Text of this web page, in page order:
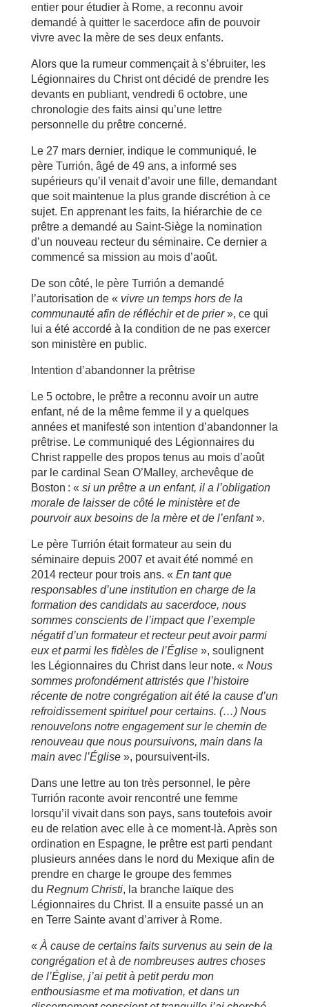
entier pour étudier à Rome, a reconnu avoir
demandé à quitter le sacerdoce afin de pouvoir
vivre avec la mère de ses deux enfants.
Alors que la rumeur commençait à s’ébruiter, les
Légionnaires du Christ ont décidé de prendre les
devants en publiant, vendredi 6 octobre, une
chronologie des faits ainsi qu’une lettre
personnelle du prêtre concerné.
Le 27 mars dernier, indique le communiqué, le
père Turrión, âgé de 49 ans, a informé ses
supérieurs qu’il venait d’avoir une fille, demandant
que soit maintenue la plus grande discrétion à ce
sujet. En apprenant les faits, la hiérarchie de ce
prêtre a demandé au Saint-Siège la nomination
d’un nouveau recteur du séminaire. Ce dernier a
commencé sa mission au mois d’août.
De son côté, le père Turrión a demandé
l’autorisation de « vivre un temps hors de la
communauté afin de réfléchir et de prier», ce qui
lui a été accordé à la condition de ne pas exercer
son ministère en public.
Intention d’abandonner la prêtrise
Le 5 octobre, le prêtre a reconnu avoir un autre
enfant, né de la même femme il y a quelques
années et manifesté son intention d’abandonner la
prêtrise. Le communiqué des Légionnaires du
Christ rappelle des propos tenus au mois d’août
par le cardinal Sean O’Malley, archevêque de
Boston : « si un prêtre a un enfant, il a l’obligation
morale de laisser de côté le ministère et de
pourvoir aux besoins de la mère et de l’enfant».
Le père Turrión était formateur au sein du
séminaire depuis 2007 et avait été nommé en
2014 recteur pour trois ans. « En tant que
responsables d’une institution en charge de la
formation des candidats au sacerdoce, nous
sommes conscients de l’impact que l’exemple
négatif d’un formateur et recteur peut avoir parmi
eux et parmi les fidèles de l’Église», soulignent
les Légionnaires du Christ dans leur note. « Nous
sommes profondément attristés que l’histoire
récente de notre congrégation ait été la cause d’un
refroidissement spirituel pour certains. (…) Nous
renouvelons notre engagement sur le chemin de
renouveau que nous poursuivons, main dans la
main avec l’Église », poursuivent-ils.
Dans une lettre au ton très personnel, le père
Turrión raconte avoir rencontré une femme
lorsqu’il vivait dans son pays, sans toutefois avoir
eu de relation avec elle à ce moment-là. Après son
ordination en Espagne, le prêtre est parti pendant
plusieurs années dans le nord du Mexique afin de
prendre en charge le groupe des femmes
du Regnum Christi, la branche laïque des
Légionnaires du Christ. Il a ensuite passé un an
en Terre Sainte avant d’arriver à Rome.
« À cause de certains faits survenus au sein de la
congrégation et à de nombreuses autres choses
de l’Église, j’ai petit à petit perdu mon
enthousiasme et ma motivation, et dans un